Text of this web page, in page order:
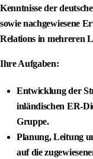
Kenntnisse der
sowie nachgewiesene
Relations in mehreren
Ihre Aufgaben:
Entwicklung der
inländischen ER-
Gruppe.
Planung, Leitung
auf die